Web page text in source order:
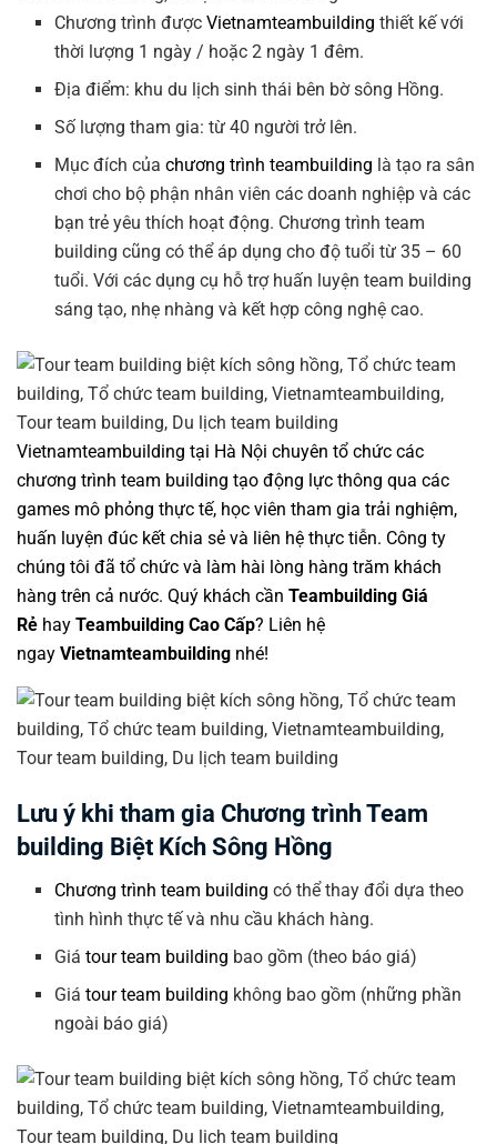
Chương trình đượcVietnamteambuilding thiết kế với
thời lượng 1 ngày / hoặc 2 ngày 1 đêm.
Địa điểm: khu du lịch sinh thái bên bờ sông Hồng.
Số lượng tham gia: từ 40 người trở lên.
Mục đích củachương trình teambuilding là tạo ra sân
chơi cho bộ phận nhân viên các doanh nghiệp và các
bạn trẻ yêu thích hoạt động. Chương trình team
building cũng có thể áp dụng cho độ tuổi từ 35 – 60
tuổi. Với các dụng cụ hỗ trợ huấn luyện team building
sáng tạo, nhẹ nhàng và kết hợp công nghệ cao.
Vietnamteambuilding tại Hà Nội chuyên tổ chức các
chương trình team building tạo động lực thông qua các
games mô phỏng thực tế, học viên tham gia trải nghiệm,
huấn luyện đúc kết chia sẻ và liên hệ thực tiễn. Công ty
chúng tôi đã tổ chức và làm hài lòng hàng trăm khách
hàng trên cả nước. Quý khách cần Teambuilding Giá
Rẻ hay Teambuilding Cao Cấp? Liên hệ
ngay Vietnamteambuilding nhé!
Lưu ý khi tham gia Chương trình Team
building Biệt Kích Sông Hồng
Chương trình team building có thể thay đổi dựa theo
tình hình thực tế và nhu cầu khách hàng.
Giátour team building bao gồm (theo báo giá)
Giátour team building không bao gồm (những phần
ngoài báo giá)